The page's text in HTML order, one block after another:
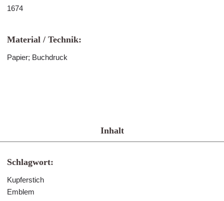
1674
Material / Technik:
Papier; Buchdruck
Inhalt
Schlagwort:
Kupferstich
Emblem